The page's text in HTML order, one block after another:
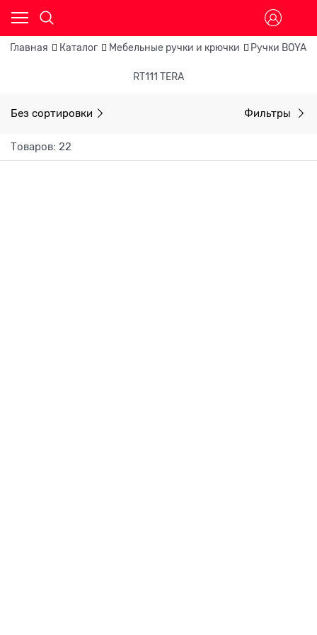
Главная Каталог Мебельные ручки и крючки Ручки
RT111 TERA
Без сортировки Фильтры
Товаров: 22